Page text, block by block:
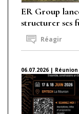
ER Group
structurer ses
Réagir
06.07.2026 | Réunion